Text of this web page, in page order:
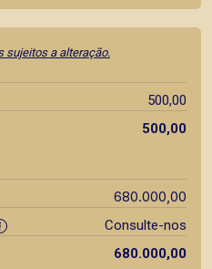
sujeitos a alteração.
500,00
500,00
680.000,00
Consulte-nos
680.000,00